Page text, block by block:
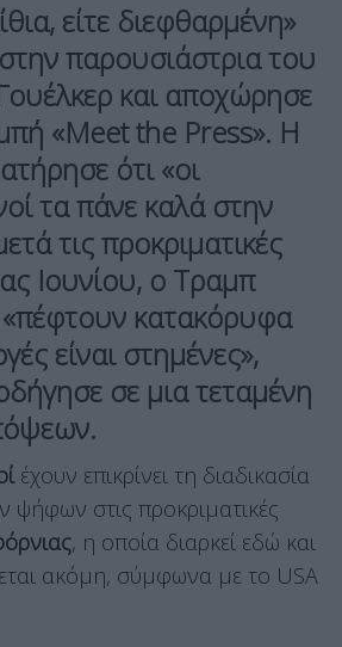
είτε διεφθαρμένη»
παρουσιάστρια του
και αποχώρησε
«Meet the Press». Η
ότι «οι
τα πάνε καλά στην
τις προκριματικές
Ιουνίου, ο Τραμπ
κατακόρυφα
είναι στημένες»,
σε μια τεταμένη
έχουν επικρίνει τη διαδικασία
ψήφων στις προκριματικές
, η οποία διαρκεί εδώ και
ακόμη, σύμφωνα με το USA